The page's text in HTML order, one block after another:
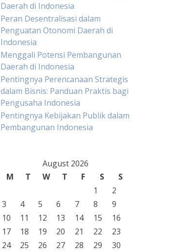
Daerah di Indonesia
Peran Desentralisasi dalam
Penguatan Otonomi Daerah di
Indonesia
Menggali Potensi Pembangunan
Daerah di Indonesia
Pentingnya Perencanaan Strategis
dalam Bisnis: Panduan Praktis bagi
Pengusaha Indonesia
Pentingnya Kebijakan Publik dalam
Pembangunan Indonesia
August 2026
M
T W T F S
S
1
2
3
4 5 6 7 8
9
10
11 12 13 14 15
16
17
18 19 20 21 22
23
24
25 26 27 28 29
30